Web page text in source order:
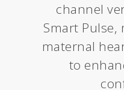
channel
Smart
maternal
to